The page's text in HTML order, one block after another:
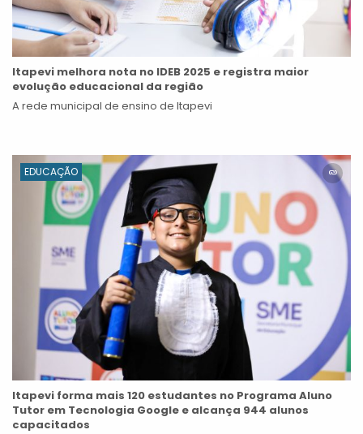
Itapevi melhora nota no IDEB 2025 e registra maior
evolução educacional da região
A rede municipal de ensino de Itapevi
EDUCAÇÃO
Itapevi forma mais 120 estudantes no Programa Aluno
Tutor em Tecnologia Google e alcança 944 alunos
capacitados